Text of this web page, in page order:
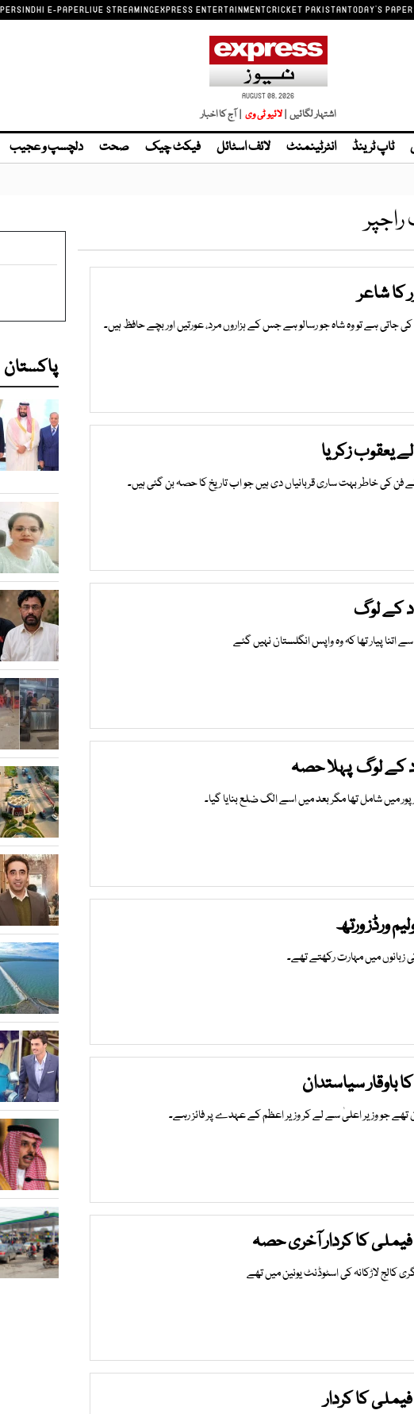
SINDHI E-PAPERLIVE STREAMINGEXPRESS ENTERTAINMENTCRICKET PAKISTANTODAY'S PAPER
AUGUST 08, 2026
اشتہار لگائیں | | آج کا اخبار
ٹاپ ٹرینڈ انٹرٹینمنٹ لائف اسٹائل فیکٹ چیک صحت دلچسپ و عجیب
کا شاعر
ہے تو وہ شاہ جو رسالو ہے جس کے ہزاروں مرد، عورتیں اور بچے حافظ ہیں۔
یعقوب زکریا
فن کی خاطر بہت ساری قربانیاں دی ہیں جو اب تاریخ کا حصہ بن گئی ہیں۔
کے لوگ
پیار تھا کہ وہ واپس انگلستان نہیں گئے
کے لوگ پہلا حصہ
میں شامل تھا مگر بعد میں اسے الگ ضلع بنایا گیا۔
ورڈز ورتھ
زبانوں میں مہارت رکھتے تھے۔
سیاستدان
جو وزیر اعلیٰ سے لے کر وزیر اعظم کے عہدے پر فائز رہے۔
فیملی کا کردار آخری حصہ
لاڑکانہ کی اسٹوڈنٹ یونین میں تھے
کا کردار
پاکستان